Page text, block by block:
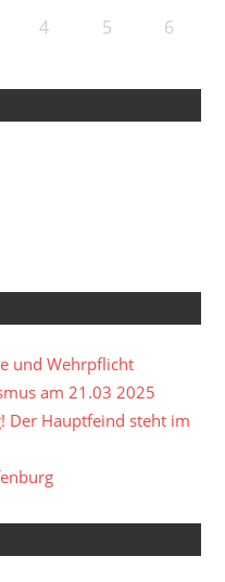
4 5 6
und Wehrpflicht
am 21.03 2025
Der Hauptfeind steht im